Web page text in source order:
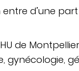
d’une
de